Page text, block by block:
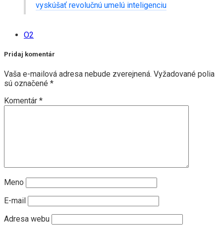
vyskúšať revolučnú umelú inteligenciu
O2
Pridaj komentár
Vaša e-mailová adresa nebude zverejnená. Vyžadované polia
sú označené *
Komentár *
Meno
E-mail
Adresa webu